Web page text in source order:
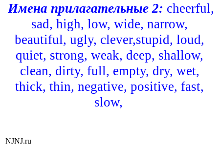
Имена прилагательные 2: cheerful,
sad, high, low, wide, narrow,
beautiful, ugly, clever,stupid, loud,
quiet, strong, weak, deep, shallow,
clean, dirty, full, empty, dry, wet,
thick, thin, negative, positive, fast,
slow,
NJNJ.ru